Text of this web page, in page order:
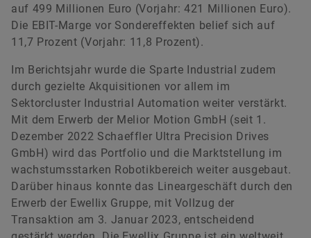
auf 499 Millionen Euro (Vorjahr: 421 Millionen Euro).
Die EBIT-Marge vor Sondereffekten belief sich auf
11,7 Prozent (Vorjahr: 11,8 Prozent).
Im Berichtsjahr wurde die Sparte Industrial zudem
durch gezielte Akquisitionen vor allem im
Sektorcluster Industrial Automation weiter verstärkt.
Mit dem Erwerb der Melior Motion GmbH (seit 1.
Dezember 2022 Schaeffler Ultra Precision Drives
GmbH) wird das Portfolio und die Marktstellung im
wachstumsstarken Robotikbereich weiter ausgebaut.
Darüber hinaus konnte das Lineargeschäft durch den
Erwerb der Ewellix Gruppe, mit Vollzug der
Transaktion am 3. Januar 2023, entscheidend